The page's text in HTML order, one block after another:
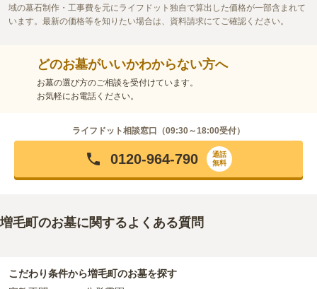
域の墓石制作・工事費を元にライフドット独自で算出した価格が一部含まれて
います。最新の価格等を知りたい場合は、資料請求にてご確認ください。
どのお墓がいいかわからない方へ
お墓の選び方のご相談を受付けています。
お気軽にお電話ください。
ライフドット相談窓口（09:30～18:00受付）
0120-964-790
通話
無料
増毛町のお墓に関するよくある質問
こだわり条件から増毛町のお墓を探す